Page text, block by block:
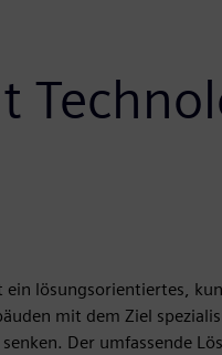
ein lösungsorientiertes,
mit dem Ziel
Der umfassende